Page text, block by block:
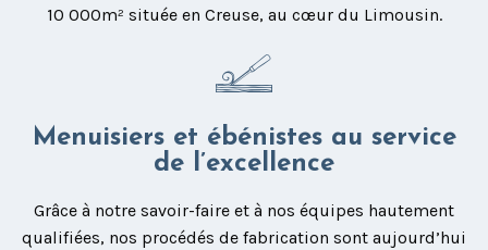
10 000m² située en Creuse, au cœur du Limousin.
Menuisiers et ébénistes au service
de l’excellence
Grâce à notre savoir-faire et à nos équipes hautement
qualifiées, nos procédés de fabrication sont aujourd’hui